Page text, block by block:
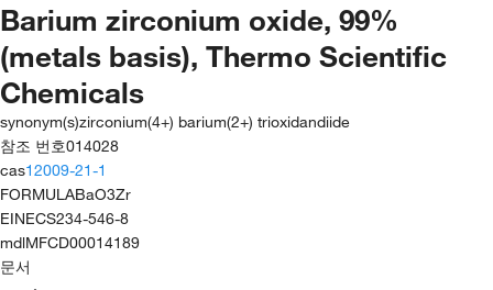
Barium zirconium oxide, 99%
(metals basis), Thermo Scientific
Chemicals
synonym(s)zirconium(4+) barium(2+) trioxidandiide
참조 번호014028
cas12009-21-1
FORMULABaO3Zr
EINECS234-546-8
mdlMFCD00014189
문서